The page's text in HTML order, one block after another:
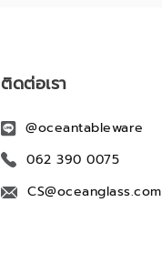
ติดต่อเรา
@oceantableware
062 390 0075
CS@oceanglass.com